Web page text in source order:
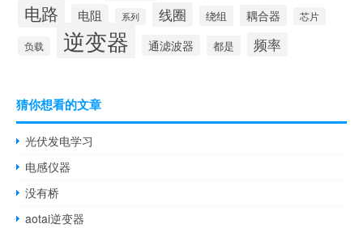
电路 电阻 系列 线圈 绕组 耦合器 芯片
负载 逆变器 通滤波器 都是 频率
猜你想看的文章
光伏发电学习
电感仪器
没有桥
aotai逆变器